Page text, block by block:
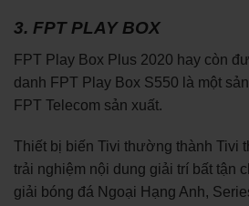
3. FPT PLAY BOX
FPT Play Box Plus 2020 hay còn
danh FPT Play Box S550 là một
FPT Telecom sản xuất.
Thiết bị biến Tivi thường thành Tivi
trải nghiệm nội dung giải trí bất tận
giải bóng đá Ngoại Hạng Anh,